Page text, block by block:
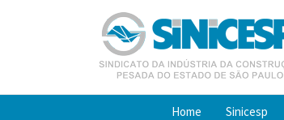
Home Sinicesp